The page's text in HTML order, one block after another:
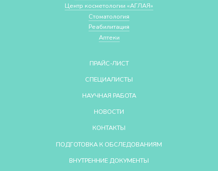
Центр косметологии «АГЛАЯ»
Стоматология
Реабилитация
Аптеки
ПРАЙС-ЛИСТ
СПЕЦИАЛИСТЫ
НАУЧНАЯ РАБОТА
НОВОСТИ
КОНТАКТЫ
ПОДГОТОВКА К ОБСЛЕДОВАНИЯМ
ВНУТРЕННИЕ ДОКУМЕНТЫ